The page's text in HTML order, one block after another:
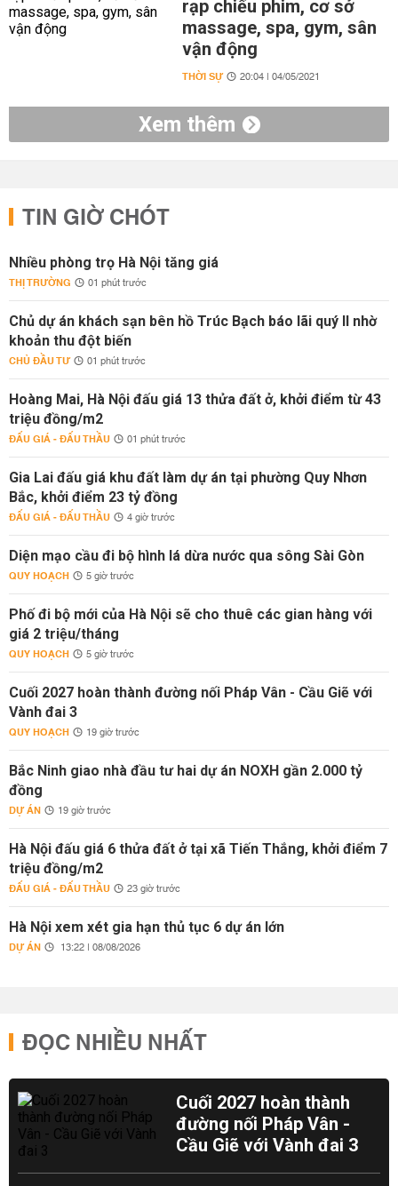
rạp chiếu phim, cơ sở
massage, spa, gym, sân
vận động
THỜI SỰ 20:04 | 04/05/2021
Xem thêm
TIN GIỜ CHÓT
Nhiều phòng trọ Hà Nội tăng giá
THỊ TRƯỜNG 01 phút trước
Chủ dự án khách sạn bên hồ Trúc Bạch báo lãi quý II nhờ
khoản thu đột biến
CHỦ ĐẦU TƯ 01 phút trước
Hoàng Mai, Hà Nội đấu giá 13 thửa đất ở, khởi điểm từ 43
triệu đồng/m2
ĐẤU GIÁ - ĐẤU THẦU 01 phút trước
Gia Lai đấu giá khu đất làm dự án tại phường Quy Nhơn
Bắc, khởi điểm 23 tỷ đồng
ĐẤU GIÁ - ĐẤU THẦU 4 giờ trước
Diện mạo cầu đi bộ hình lá dừa nước qua sông Sài Gòn
QUY HOẠCH 5 giờ trước
Phố đi bộ mới của Hà Nội sẽ cho thuê các gian hàng với
giá 2 triệu/tháng
QUY HOẠCH 5 giờ trước
Cuối 2027 hoàn thành đường nối Pháp Vân - Cầu Giẽ với
Vành đai 3
QUY HOẠCH 19 giờ trước
Bắc Ninh giao nhà đầu tư hai dự án NOXH gần 2.000 tỷ
đồng
DỰ ÁN 19 giờ trước
Hà Nội đấu giá 6 thửa đất ở tại xã Tiến Thắng, khởi điểm 7
triệu đồng/m2
ĐẤU GIÁ - ĐẤU THẦU 23 giờ trước
Hà Nội xem xét gia hạn thủ tục 6 dự án lớn
DỰ ÁN 13:22 | 08/08/2026
ĐỌC NHIỀU NHẤT
Cuối 2027 hoàn thành
đường nối Pháp Vân -
Cầu Giẽ với Vành đai 3